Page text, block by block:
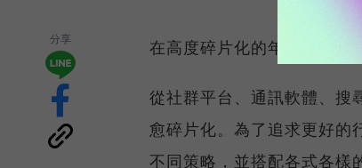
分享 在高度碎片化的年代，企業
從社群平台、通訊軟體、搜
愈碎片化。為了追求更好的
不同策略，並搭配各式各樣